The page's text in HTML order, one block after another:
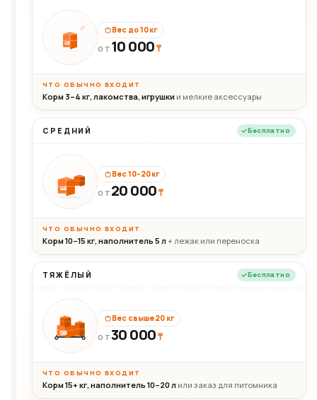
10кг
Вес до 10 кг
ОТ 10 000₸
ЧТО ОБЫЧНО ВХОДИТ
Корм 3–4 кг, лакомства, игрушки и мелкие аксессуары
СРЕДНИЙ Бесплатно
20кг
Вес 10–20 кг
ОТ 20 000₸
ЧТО ОБЫЧНО ВХОДИТ
Корм 10–15 кг, наполнитель 5 л+ лежак или переноска
ТЯЖЁЛЫЙ Бесплатно
30+кг
Вес свыше 20 кг
ОТ30 000₸
ЧТО ОБЫЧНО ВХОДИТ
Корм 15+ кг, наполнитель 10–20 л или заказ для питомника